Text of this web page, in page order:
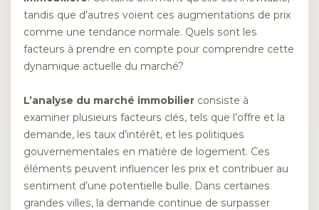
tandis que d’autres voient ces augmentations de prix
comme une tendance normale. Quels sont les
facteurs à prendre en compte pour comprendre cette
dynamique actuelle du marché?
L’analyse du marché immobilier consiste à
examiner plusieurs facteurs clés, tels que l’offre et la
demande, les taux d’intérêt, et les politiques
gouvernementales en matière de logement. Ces
éléments peuvent influencer les prix et contribuer au
sentiment d’une potentielle bulle. Dans certaines
grandes villes, la demande continue de surpasser